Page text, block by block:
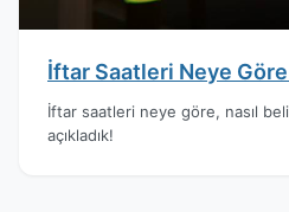
İftar Saatleri Neye
İftar saatleri neye göre, nasıl
açıkladık!